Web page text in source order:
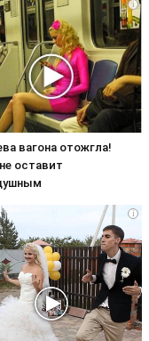
i
вагона отожгла!
оставит
i